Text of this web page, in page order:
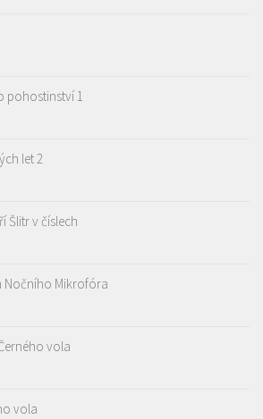
pohostinství 1
let 2
Šlitr v číslech
Nočního Mikrofóra
vola
vola